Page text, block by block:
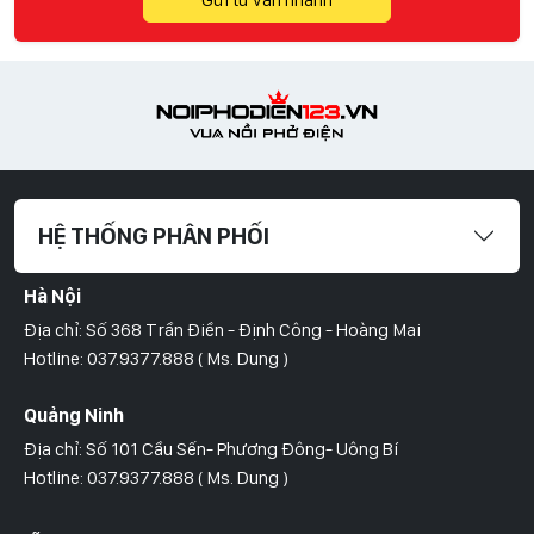
HỆ THỐNG PHÂN PHỐI
Hà Nội
Địa chỉ: Số 368 Trần Điền - Định Công - Hoàng Mai
Hotline: 037.9377.888 ( Ms. Dung )
Quảng Ninh
Địa chỉ: Số 101 Cầu Sến- Phương Đông- Uông Bí
Hotline: 037.9377.888 ( Ms. Dung )